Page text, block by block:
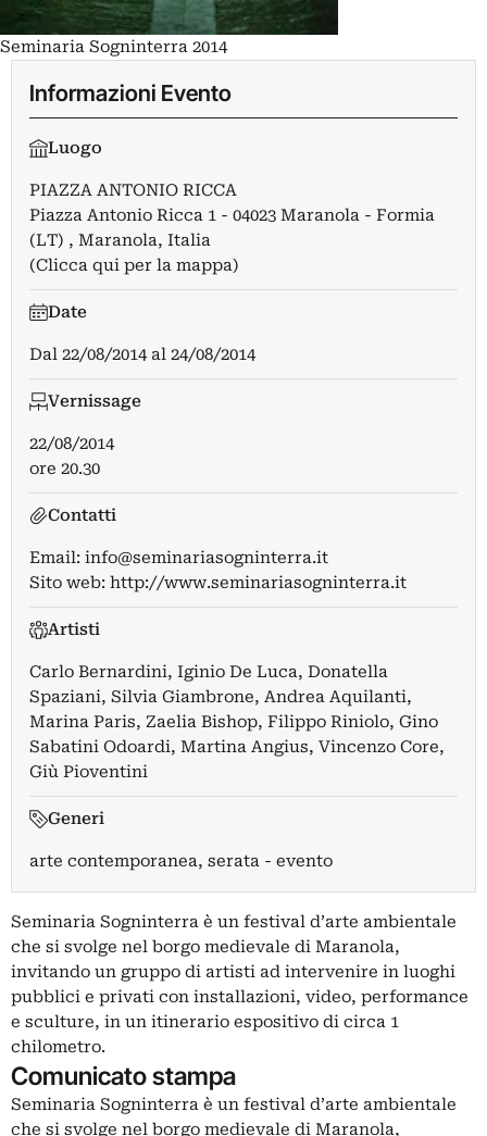
Seminaria Sogninterra 2014
Informazioni Evento
Luogo
PIAZZA ANTONIO RICCA
Piazza Antonio Ricca 1 - 04023 Maranola - Formia
(LT) , Maranola, Italia
(Clicca qui per la mappa)
Date
Dal 22/08/2014al 24/08/2014
Vernissage
22/08/2014
ore 20.30
Contatti
Email: info@seminariasogninterra.it
Sito web: http://www.seminariasogninterra.it
Artisti
Carlo Bernardini, Iginio De Luca, Donatella
Spaziani, Silvia Giambrone, Andrea Aquilanti,
Marina Paris, Zaelia Bishop, Filippo Riniolo, Gino
Sabatini Odoardi, Martina Angius, Vincenzo Core,
Giù Pioventini
Generi
arte contemporanea, serata - evento
Seminaria Sogninterra è un festival d’arte ambientale
che si svolge nel borgo medievale di Maranola,
invitando un gruppo di artisti ad intervenire in luoghi
pubblici e privati con installazioni, video, performance
e sculture, in un itinerario espositivo di circa 1
chilometro.
Comunicato stampa
Seminaria Sogninterra è un festival d’arte ambientale
che si svolge nel borgo medievale di Maranola,